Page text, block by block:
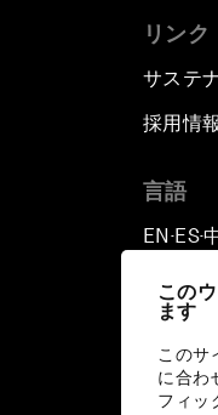
この
ます
このサ
に合わ
フィッ
リンク
サステ
採用情
言語
EN ▪ ES▪